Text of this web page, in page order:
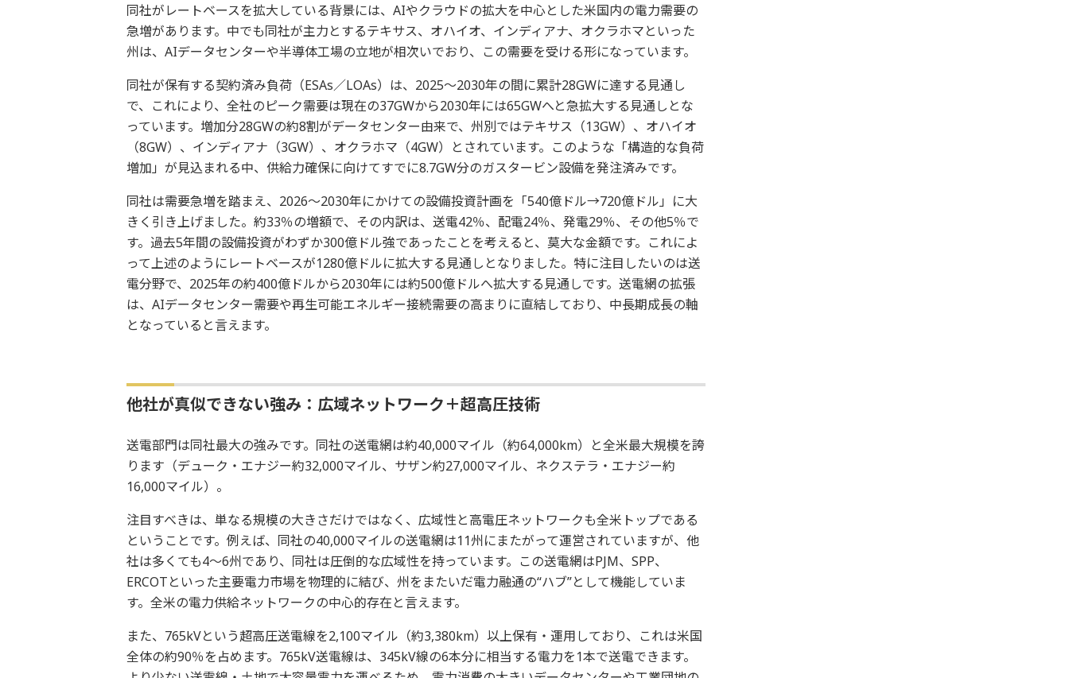
同社がレートベースを拡大している背景には、AIやクラウドの拡大を中心とした米国内の電力需要の
急増があります。中でも同社が主力とするテキサス、オハイオ、インディアナ、オクラホマといった
州は、AIデータセンターや半導体工場の立地が相次いでおり、この需要を受ける形になっています。
同社が保有する契約済み負荷（ESAs／LOAs）は、2025～2030年の間に累計28GWに達する見通し
で、これにより、全社のピーク需要は現在の37GWから2030年には65GWへと急拡大する見通しとな
っています。増加分28GWの約8割がデータセンター由来で、州別ではテキサス（13GW）、オハイオ
（8GW）、インディアナ（3GW）、オクラホマ（4GW）とされています。このような「構造的な負荷
増加」が見込まれる中、供給力確保に向けてすでに8.7GW分のガスタービン設備を発注済みです。
同社は需要急増を踏まえ、2026～2030年にかけての設備投資計画を「540億ドル→720億ドル」に大
きく引き上げました。約33％の増額で、その内訳は、送電42％、配電24％、発電29％、その他5％で
す。過去5年間の設備投資がわずか300億ドル強であったことを考えると、莫大な金額です。これによ
って上述のようにレートベースが1280億ドルに拡大する見通しとなりました。特に注目したいのは送
電分野で、2025年の約400億ドルから2030年には約500億ドルへ拡大する見通しです。送電網の拡張
は、AIデータセンター需要や再生可能エネルギー接続需要の高まりに直結しており、中長期成長の軸
となっていると言えます。
他社が真似できない強み：広域ネットワーク＋超高圧技術
送電部門は同社最大の強みです。同社の送電網は約40,000マイル（約64,000km）と全米最大規模を誇
ります（デューク・エナジー約32,000マイル、サザン約27,000マイル、ネクステラ・エナジー約
16,000マイル）。
注目すべきは、単なる規模の大きさだけではなく、広域性と高電圧ネットワークも全米トップである
ということです。例えば、同社の40,000マイルの送電網は11州にまたがって運営されていますが、他
社は多くても4～6州であり、同社は圧倒的な広域性を持っています。この送電網はPJM、SPP、
ERCOTといった主要電力市場を物理的に結び、州をまたいだ電力融通の“ハブ”として機能していま
す。全米の電力供給ネットワークの中心的存在と言えます。
また、765kVという超高圧送電線を2,100マイル（約3,380km）以上保有・運用しており、これは米国
全体の約90％を占めます。765kV送電線は、345kV線の6本分に相当する電力を1本で送電できます。